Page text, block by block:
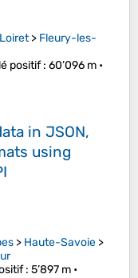
Loiret> Fleury-les-
positif: 60’096 m •
in JSON,
using
> Haute-Savoie >
: 5’897 m •